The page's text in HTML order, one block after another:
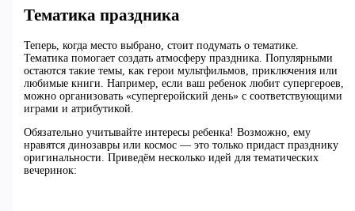
Тематика праздника
Теперь, когда место выбрано, стоит подумать о тематике.
Тематика помогает создать атмосферу праздника. Популярными
остаются такие темы, как герои мультфильмов, приключения или
любимые книги. Например, если ваш ребенок любит супергероев,
можно организовать «супергеройский день» с соответствующими
играми и атрибутикой.
Обязательно учитывайте интересы ребенка! Возможно, ему
нравятся динозавры или космос — это только придаст празднику
оригинальности. Приведём несколько идей для тематических
вечеринок: